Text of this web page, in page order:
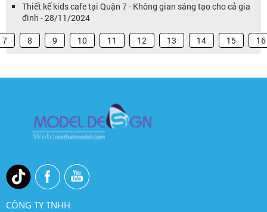
Thiết kế kids cafe tại Quận 7 - Không gian sáng tạo cho cả gia
đình - 28/11/2024
7 8 9 10 11 12 13 14 15 16
CÔNG TY TNHH